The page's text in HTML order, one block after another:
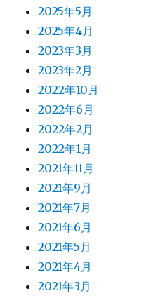
2025年5月
2025年4月
2023年3月
2023年2月
2022年10月
2022年6月
2022年2月
2022年1月
2021年11月
2021年9月
2021年7月
2021年6月
2021年5月
2021年4月
2021年3月